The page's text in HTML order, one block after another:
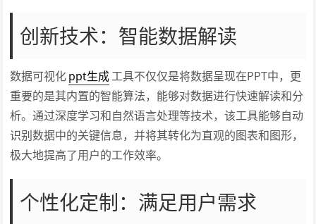
创新技术：智能数据解读
数据可视化ppt生成工具不仅仅是将数据呈现在PPT中，更
重要的是其内置的智能算法，能够对数据进行快速解读和分
析。通过深度学习和自然语言处理等技术，该工具能够自动
识别数据中的关键信息，并将其转化为直观的图表和图形，
极大地提高了用户的工作效率。
个性化定制：满足用户需求